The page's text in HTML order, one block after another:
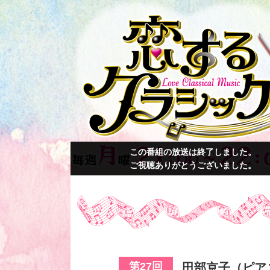
この番組の放送は終了しました。
ご視聴ありがとうございました。
第27回